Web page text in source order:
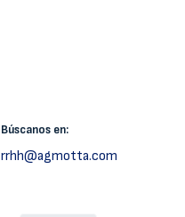
Búscanos en:
rrhh@agmotta.com